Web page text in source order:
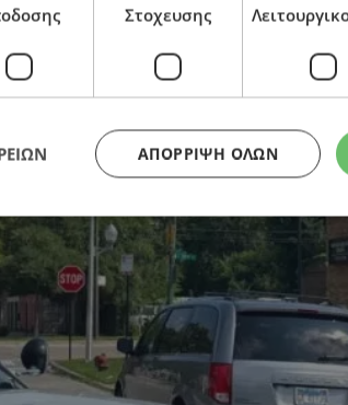
Στοχευσης
ΑΠΌΡΡΙΨΗ ΌΛΩΝ